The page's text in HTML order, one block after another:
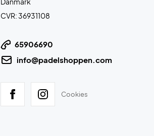
CVR: 36931108
65906690
info@padelshoppen.com
Cookies